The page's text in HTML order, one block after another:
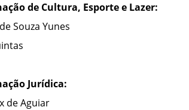
de Cultura, Esporte e Lazer:
Souza Yunes
Jurídica:
de Aguiar